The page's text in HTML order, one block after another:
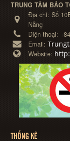
TRUNG TÂM BẢO
Địa chỉ:Số
Nẵng
Điện thoại:
Email:
Website:
THỐNG KÊ